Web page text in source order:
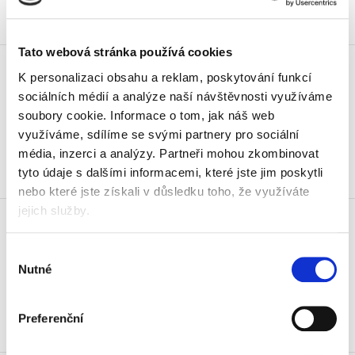
Tato webová stránka používá cookies
K personalizaci obsahu a reklam, poskytování funkcí
sociálních médií a analýze naší návštěvnosti využíváme
soubory cookie. Informace o tom, jak náš web
využíváme, sdílíme se svými partnery pro sociální
média, inzerci a analýzy. Partneři mohou zkombinovat
tyto údaje s dalšími informacemi, které jste jim poskytli
nebo které jste získali v důsledku toho, že využíváte
jejich služby.
souhlasu
Nutné
Preferenční
Sešit A4 linkovaný 424 Premium,
bezdřevý, 20 listů
10,90 Kč
13,19 Kč vč. DPH
Koupit
Skladem
Sešit A4 linkovaný 424 R,